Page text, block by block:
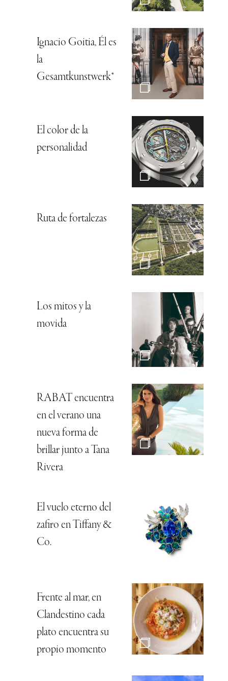
Ignacio Goitia, Él es
la
Gesamtkunstwerk*
El color de la
personalidad
Ruta de fortalezas
Los mitos y la
movida
RABAT encuentra
en el verano una
nueva forma de
brillar junto a Tana
Rivera
El vuelo eterno del
zafiro en Tiffany &
Co.
Frente al mar, en
Clandestino cada
plato encuentra su
propio momento